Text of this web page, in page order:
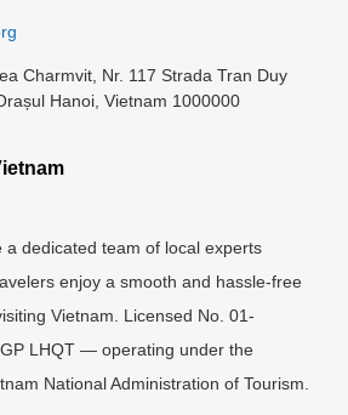
Charmvit, Nr. 117 Strada Tran Duy
Hanoi, Vietnam 1000000
a dedicated team of local experts
enjoy a smooth and hassle-free
Vietnam. Licensed No. 01-
LHQT — operating under the
National Administration of Tourism.